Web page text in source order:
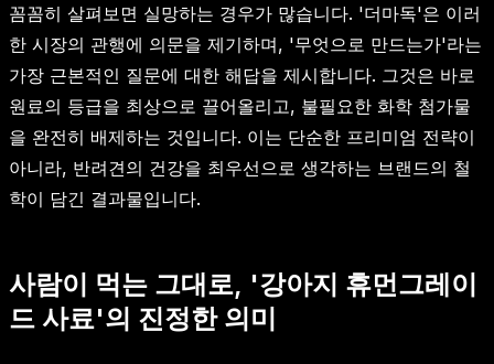
꼼꼼히 살펴보면 실망하는 경우가 많습니다. '더마독'은 이러
한 시장의 관행에 의문을 제기하며, '무엇으로 만드는가'라는
가장 근본적인 질문에 대한 해답을 제시합니다. 그것은 바로
원료의 등급을 최상으로 끌어올리고, 불필요한 화학 첨가물
을 완전히 배제하는 것입니다. 이는 단순한 프리미엄 전략이
아니라, 반려견의 건강을 최우선으로 생각하는 브랜드의 철
학이 담긴 결과물입니다.
사람이 먹는 그대로, '강아지 휴먼그레이
드 사료'의 진정한 의미